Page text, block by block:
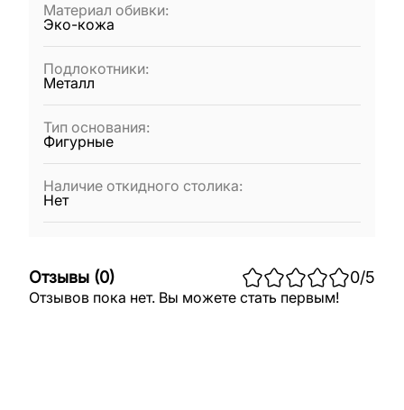
Материал обивки:
Эко-кожа
Подлокотники:
Металл
Тип основания:
Фигурные
Наличие откидного столика:
Нет
Отзывы (0) 0/5
Отзывов пока нет. Вы можете стать первым!